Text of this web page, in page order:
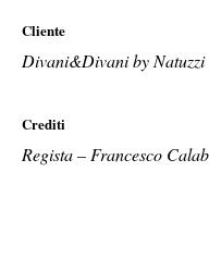
Cliente
Divani&Divani by Natuzzi
Crediti
Regista – Francesco